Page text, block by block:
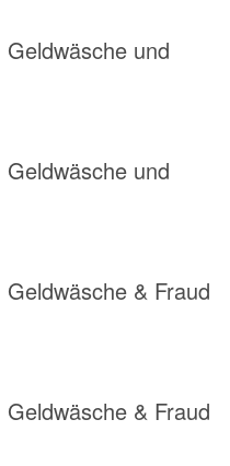
Geldwäsche und
Geldwäsche und
Geldwäsche & Fraud
Geldwäsche & Fraud